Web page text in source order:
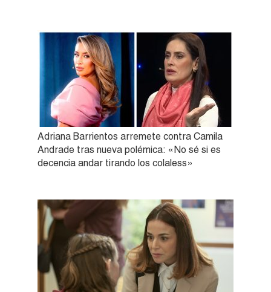
Adriana Barrientos arremete contra Camila
Andrade tras nueva polémica: «No sé si es
decencia andar tirando los colaless»